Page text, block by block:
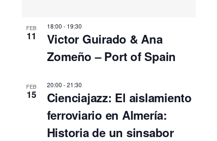
FEB
11
18:00 - 19:30
Victor Guirado & Ana
Zomeño – Port of Spain
FEB
15
20:00 -21:30
Cienciajazz: El aislamiento
ferroviario en Almería:
Historia de un sinsabor